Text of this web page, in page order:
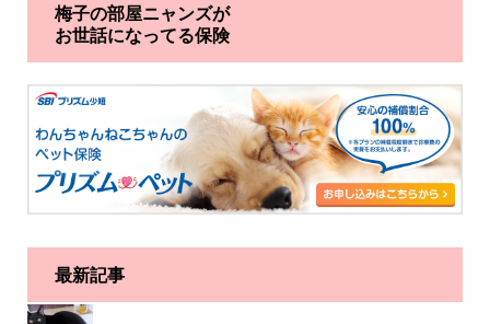
梅子の部屋ニャンズが
お世話になってる保険
最新記事